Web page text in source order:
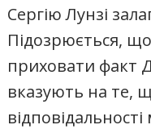
Сергію Лунзі
Підозрюється,
приховати факт
вказують на те,